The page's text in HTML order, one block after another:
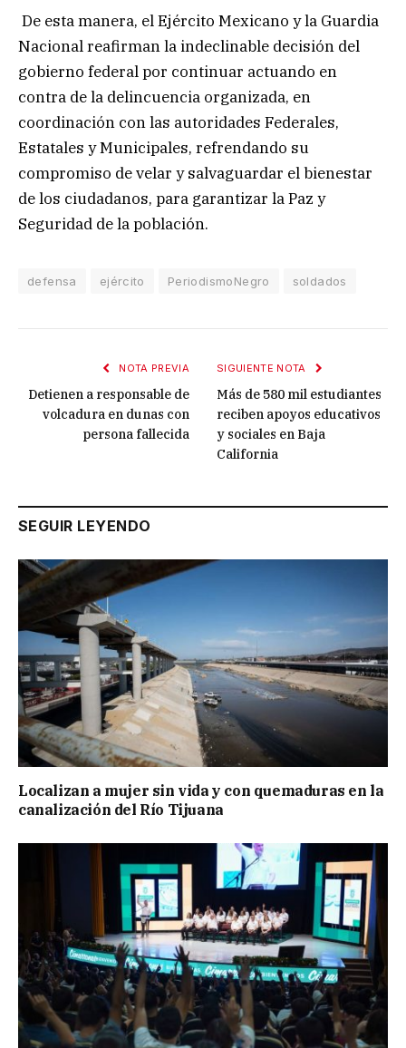
De esta manera, el Ejército Mexicano y la Guardia
Nacional reafirman la indeclinable decisión del
gobierno federal por continuar actuando en
contra de la delincuencia organizada, en
coordinación con las autoridades Federales,
Estatales y Municipales, refrendando su
compromiso de velar y salvaguardar el bienestar
de los ciudadanos, para garantizar la Paz y
Seguridad de la población.
defensa ejército PeriodismoNegro soldados
NOTA PREVIA
Detienen a responsable de
volcadura en dunas con
persona fallecida
SIGUIENTE NOTA
Más de 580 mil estudiantes
reciben apoyos educativos
y sociales en Baja
California
SEGUIR LEYENDO
Localizan a mujer sin vida y con quemaduras en la
canalización del Río Tijuana